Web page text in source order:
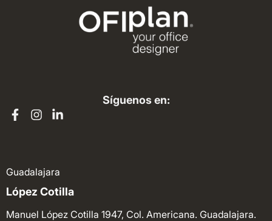
Síguenos en:
Guadalajara
López Cotilla
Manuel López Cotilla 1947, Col. Americana. Guadalajara.